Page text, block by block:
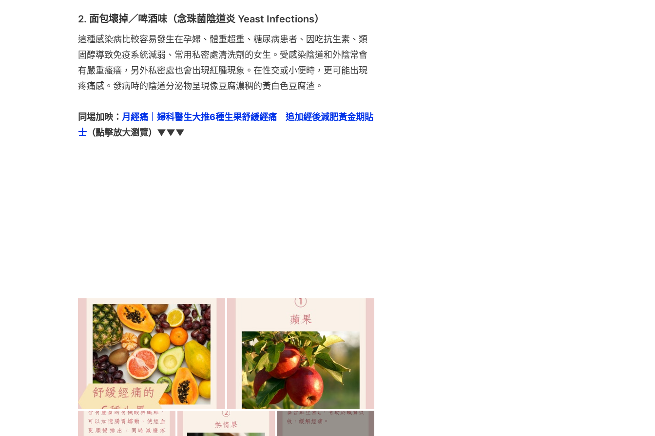
2. 面包壞掉／啤酒味（念珠菌陰道炎 Yeast Infections）
這種感染病比較容易發生在孕婦、體重超重、糖尿病患者、因吃抗生素、類
固醇導致免疫系統減弱、常用私密處清洗劑的女生。受感染陰道和外陰常會
有嚴重瘙癢，另外私密處也會出現紅腫現象。在性交或小便時，更可能出現
疼痛感。發病時的陰道分泌物呈現像豆腐濃稠的黃白色豆腐渣。
同埸加映： 月經痛｜婦科醫生大推6種生果舒緩經痛　追加經後減肥黃金期貼
士 （點擊放大瀏覽）▼▼▼